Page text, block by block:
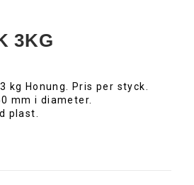
3KG
kg Honung. Pris per styck.
mm i diameter.
plast.